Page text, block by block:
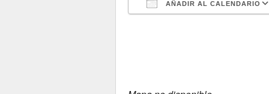
AÑADIR AL CALENDARIO